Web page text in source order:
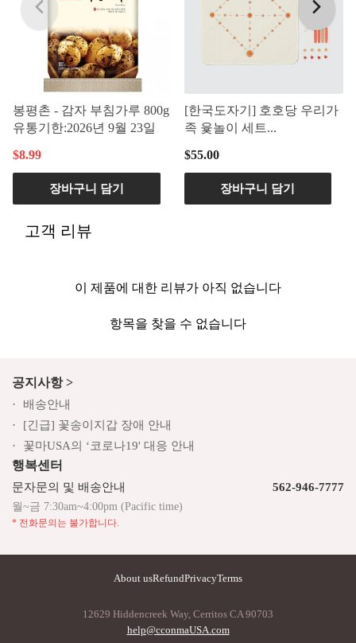
봉평촌 - 감자 부침가루 800g
유통기한:2026년 9월 23일
$8.99
장바구니 담기
[한국도자기] 호호당 우리가
족 윷놀이 세트...
$55.00
장바구니 담기
고객 리뷰
이 제품에 대한 리뷰가 아직 없습니다
항목을 찾을 수 없습니다
공지사항 >
배송안내
[긴급] 꽃송이지갑 장애 안내
꽃마USA의 ‘코로나19' 대응 안내
행복센터
문자문의 및 배송안내 562-946-7777
월~금 7:30am~4:00pm (Pacific time)
* 전화문의는 불가합니다.
About usRefundPrivacyTerms
12629 Hiddencreek Way, Cerritos CA 90703
help@cconmaUSA.com